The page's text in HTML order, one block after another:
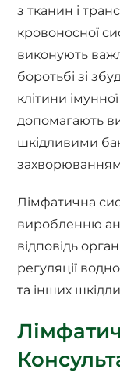
з тканин і
кровоносної
виконують
боротьбі зі
клітини
допомагають
шкідливими
Лімфатична
виробленню
відповідь
регуляції
та інших